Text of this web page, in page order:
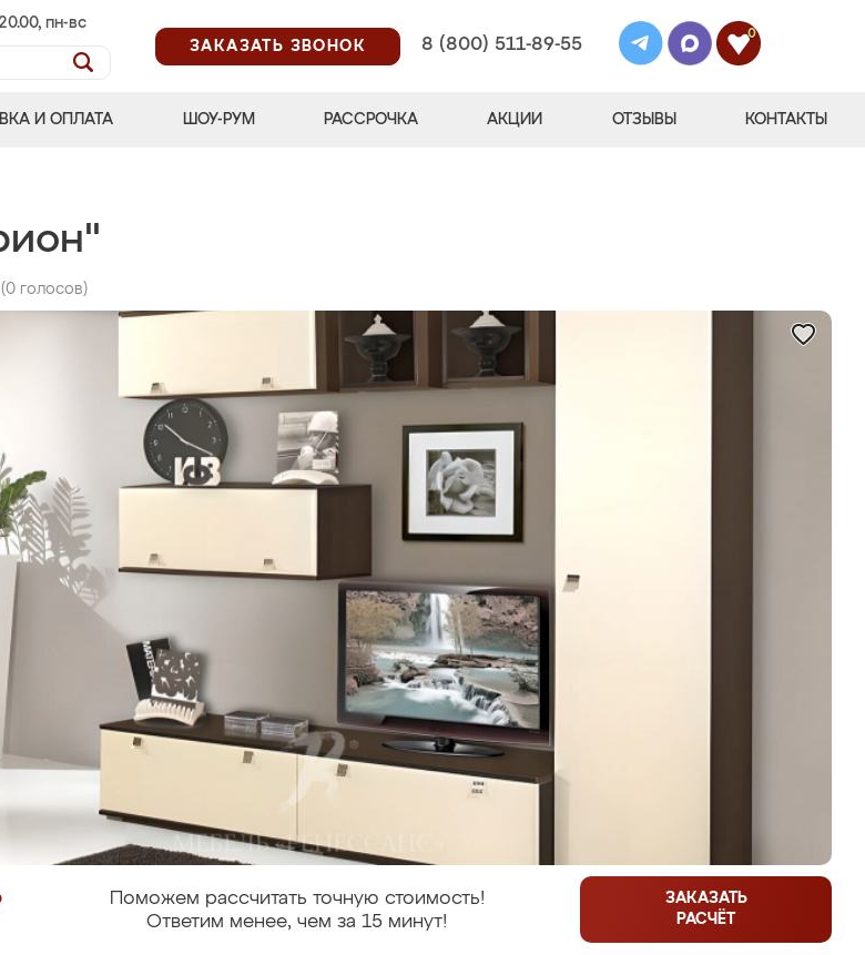
пн-вс
ЗАКАЗАТЬ ЗВОНОК
8 (800) 511-89-55
0
И ОПЛАТА ШОУ-РУМ РАССРОЧКА АКЦИИ ОТЗЫВЫ КОНТАКТЫ
(0 голосов)
Поможем рассчитать точную стоимость!
Ответим менее, чем за 15 минут!
ЗАКАЗАТЬ
РАСЧЁТ